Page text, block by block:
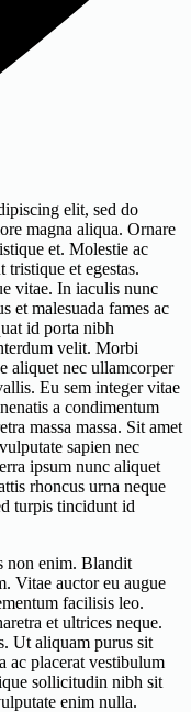
elit, sed do
magna aliqua. Ornare
et. Molestie ac
et egestas.
vitae. In iaculis nunc
et malesuada fames ac
id porta nibh
velit. Morbi
aliquet nec ullamcorper
Eu sem integer vitae
a condimentum
massa massa. Sit amet
sapien nec
ipsum nunc aliquet
rhoncus urna neque
turpis tincidunt id
non enim. Blandit
Vitae auctor eu augue
facilisis leo.
et ultrices neque.
Ut aliquam purus sit
ac placerat vestibulum
sollicitudin nibh sit
enim nulla.